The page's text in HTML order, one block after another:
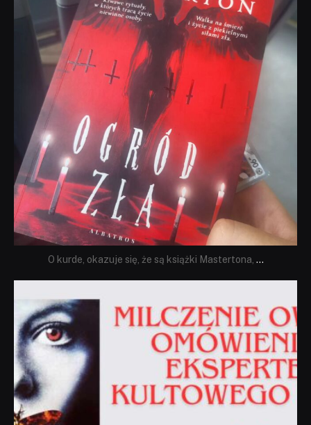
O kurde, okazuje się, że są książki Mastertona, ...